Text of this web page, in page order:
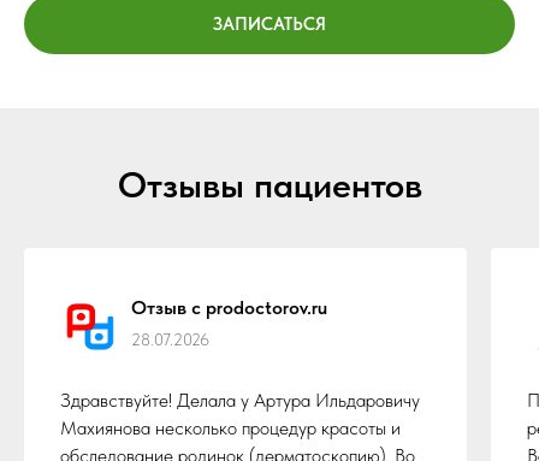
ЗАПИСАТЬСЯ
Отзывы пациентов
Отзыв с prodoctorov.ru
28.07.2026
Здравствуйте! Делала у Артура Ильдаровичу
Махиянова несколько процедур красоты и
обследование родинок (дерматоскопию). Во